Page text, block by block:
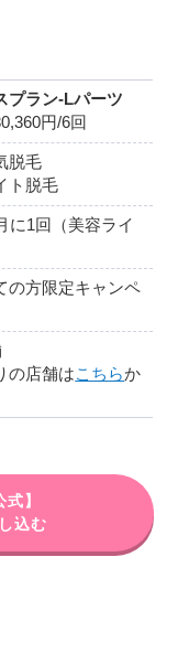
プラン-Lパーツ
円/6回
脱毛
ト脱毛
に1回（美容ライ
の方限定キャンペ
の店舗はこちらか
】
込む